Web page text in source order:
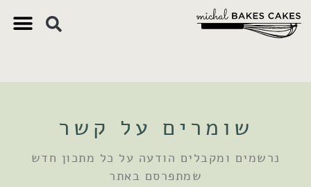
שומרים על קשר
נרשמים ומקבלים הודעה על כל מתכון חדש
שמתפרסם באתר